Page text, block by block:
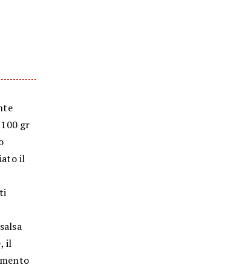
gr
il
il